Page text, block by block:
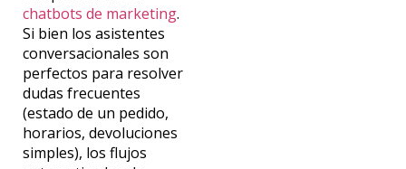
chatbots de marketing.
Si bien los asistentes
conversacionales son
perfectos para resolver
dudas frecuentes
(estado de un pedido,
horarios, devoluciones
simples), los flujos